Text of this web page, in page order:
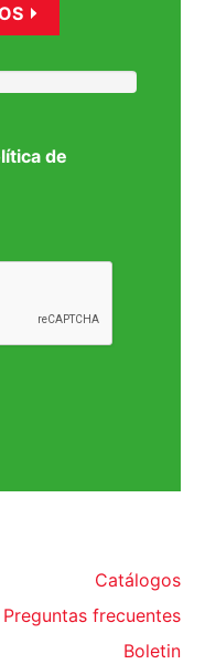
de
Catálogos
Preguntas frecuentes
Boletin